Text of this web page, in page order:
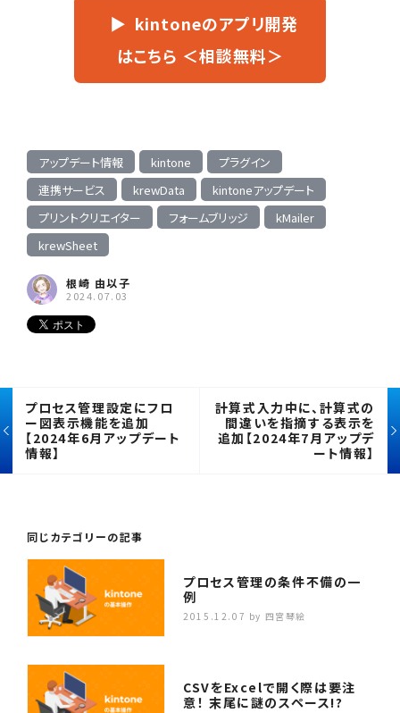
kintoneのアプリ開発
はこちら ＜相談無料＞
アップデート情報 kintone
プラグイン
連携サービス
krewData
kintoneアップデート
プリントクリエイター
フォームブリッジ
kMailer
krewSheet
根崎 由以子
2024.07.03
プロセス管理設定にフロ
ー図表示機能を追加
【2024年6月アップデート
情報】
計算式入力中に、計算式の
間違いを指摘する表示を
追加【2024年7月アップデ
ート情報】
同じカテゴリーの記事
プロセス管理の条件不備の一
例
2015.12.07 by 四宮琴絵
CSVをExcelで開く際は要注
意！ 末尾に謎のスペース!?